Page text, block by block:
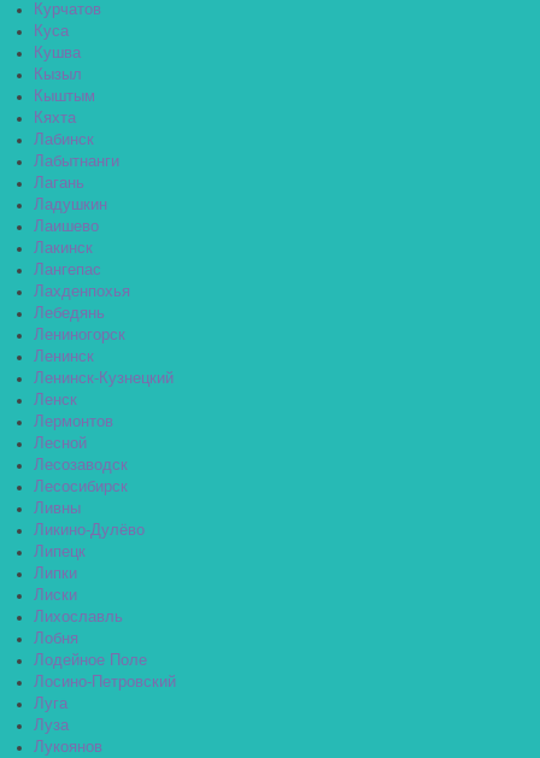
Курчатов
Куса
Кушва
Кызыл
Кыштым
Кяхта
Лабинск
Лабытнанги
Лагань
Ладушкин
Лаишево
Лакинск
Лангепас
Лахденпохья
Лебедянь
Лениногорск
Ленинск
Ленинск-Кузнецкий
Ленск
Лермонтов
Лесной
Лесозаводск
Лесосибирск
Ливны
Ликино-Дулёво
Липецк
Липки
Лиски
Лихославль
Лобня
Лодейное Поле
Лосино-Петровский
Луга
Луза
Лукоянов